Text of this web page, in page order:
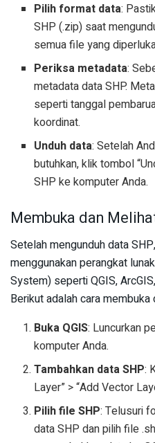
Pilih format data:
SHP (.zip) saat
semua file yang
Periksa metadata:
metadata data SHP.
seperti tanggal
koordinat.
Unduh data: Setelah
butuhkan, klik tombol
SHP ke komputer Anda.
Membuka dan
Setelah mengunduh data
menggunakan perangkat
System) seperti QGIS,
Berikut adalah cara
Buka QGIS: Luncurkan
komputer Anda.
Tambahkan data SHP:
Layer” > “Add Vector
Pilih file SHP: Telusuri
data SHP dan pilih file